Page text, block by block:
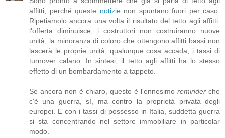
affitti, perché queste notizienon spuntano fuori per caso.
Ripetiamolo ancora una volta il risultato del tetto agli affitti:
l'offerta diminuisce; i costruttori non costruiranno nuove
unità; la minoranza di coloro che ottengono affitti bassi non
lascerà le proprie unità, qualunque cosa accada; i tassi di
turnover calano. In sintesi, il tetto agli affitti ha lo stesso
effetto di un bombardamento a tappeto.
Se ancora non è chiaro, questo è l'ennesimo reminder che
c'è una guerra, sì, ma contro la proprietà privata degli
europei. E con i tassi di possesso in Italia, suddetta guerra
si sta concentrando nel settore immobiliare in particolar
modo.